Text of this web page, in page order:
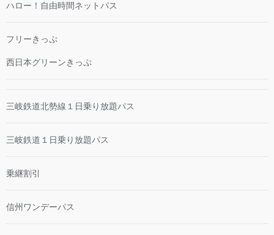
ハロー！自由時間ネットパス
フリーきっぷ
西日本グリーンきっぷ
三岐鉄道北勢線１日乗り放題パス
三岐鉄道１日乗り放題パス
乗継割引
信州ワンデーパス